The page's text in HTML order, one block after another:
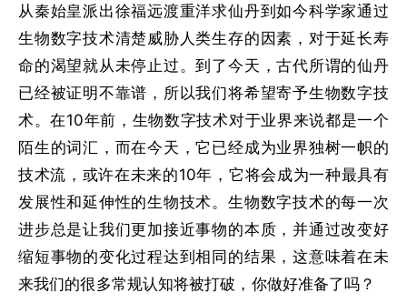
从秦始皇派出徐福远渡重洋求仙丹到如今科学家通过
生物数字技术清楚威胁人类生存的因素，对于延长寿
命的渴望就从未停止过。到了今天，古代所谓的仙丹
已经被证明不靠谱，所以我们将希望寄予生物数字技
术。在10年前，生物数字技术对于业界来说都是一个
陌生的词汇，而在今天，它已经成为业界独树一帜的
技术流，或许在未来的10年，它将会成为一种最具有
发展性和延伸性的生物技术。生物数字技术的每一次
进步总是让我们更加接近事物的本质，并通过改变好
缩短事物的变化过程达到相同的结果，这意味着在未
来我们的很多常规认知将被打破，你做好准备了吗？